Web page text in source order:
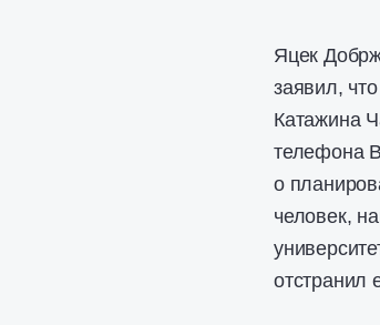
Яцек
заявил,
Катажина
телефона
о
человек,
отстранил